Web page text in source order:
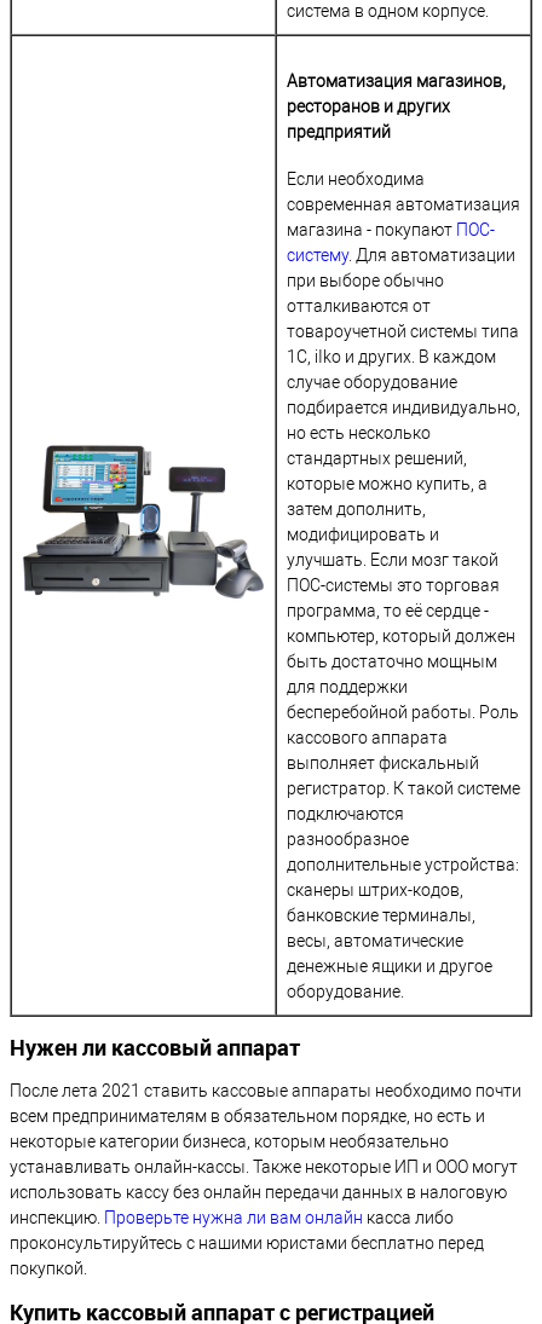
система в одном корпусе.
Автоматизация магазинов,
ресторанов и других
предприятий
Если необходима
современная автоматизация
магазина - покупают ПОС-
систему. Для автоматизации
при выборе обычно
отталкиваются от
товароучетной системы типа
1С, iIko и других. В каждом
случае оборудование
подбирается индивидуально,
но есть несколько
стандартных решений,
которые можно купить, а
затем дополнить,
модифицировать и
улучшать. Если мозг такой
ПОС-системы это торговая
программа, то её сердце -
компьютер, который должен
быть достаточно мощным
для поддержки
бесперебойной работы. Роль
кассового аппарата
выполняет фискальный
регистратор. К такой системе
подключаются
разнообразное
дополнительные устройства:
сканеры штрих-кодов,
банковские терминалы,
весы, автоматические
денежные ящики и другое
оборудование.
Нужен ли кассовый аппарат
После лета 2021 ставить кассовые аппараты необходимо почти
всем предпринимателям в обязательном порядке, но есть и
некоторые категории бизнеса, которым необязательно
устанавливать онлайн-кассы. Также некоторые ИП и ООО могут
использовать кассу без онлайн передачи данных в налоговую
инспекцию. Проверьте нужна ли вам онлайн касса либо
проконсультируйтесь с нашими юристами бесплатно перед
покупкой.
Купить кассовый аппарат с регистрацией